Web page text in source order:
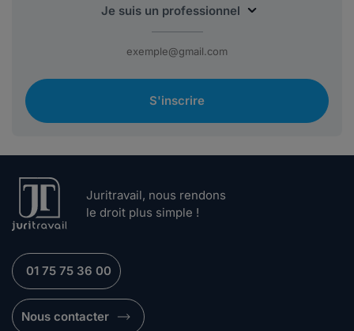
S'inscrire
Juritravail, nous rendons
le droit plus simple !
01 75 75 36 00
Nous contacter